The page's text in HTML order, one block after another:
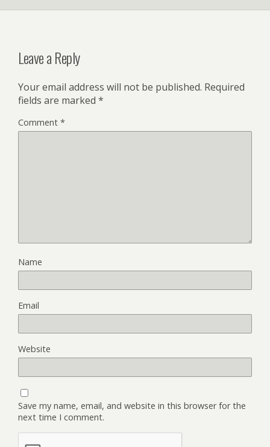
Leave a Reply
Your email address will not be published. Required
fields are marked *
Comment *
Name
Email
Website
Save my name, email, and website in this browser for the
next time I comment.